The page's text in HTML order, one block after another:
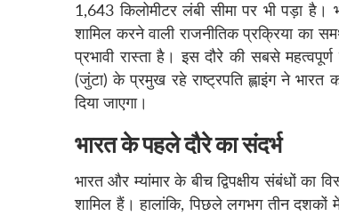
1,643 किलोमीटर लंबी सीमा पर भी पड़ा है।
शामिल करने वाली राजनीतिक प्रक्रिया का
प्रभावी रास्ता है। इस दौरे की सबसे
(जुंटा) के प्रमुख रहे राष्ट्रपति ह्लाइंग ने भारत
दिया जाएगा।
भारत के पहले दौरे का संदर्भ
भारत और म्यांमार के बीच द्विपक्षीय संबंधों
शामिल हैं। हालांकि, पिछले लगभग तीन दशकों